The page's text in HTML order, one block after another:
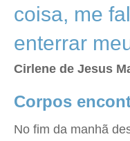
coisa, me
enterrar
Cirlene de Jesus
Corpos
No fim da manhã